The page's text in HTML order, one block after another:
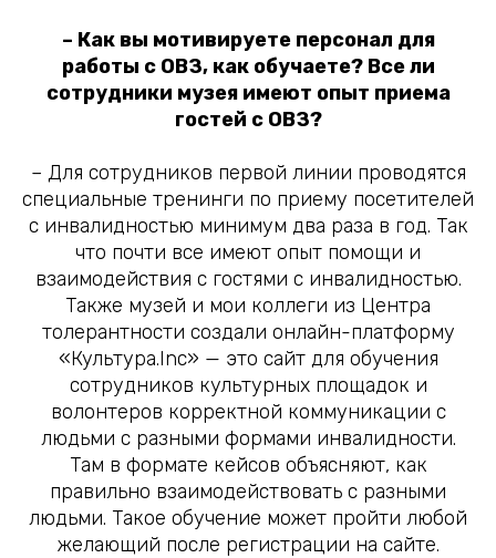
– Как вы мотивируете персонал для
работы с ОВЗ, как обучаете? Все ли
сотрудники музея имеют опыт приема
гостей с ОВЗ?
– Для сотрудников первой линии проводятся
специальные тренинги по приему посетителей
с инвалидностью минимум два раза в год. Так
что почти все имеют опыт помощи и
взаимодействия с гостями с инвалидностью.
Также музей и мои коллеги из Центра
толерантности создали онлайн-платформу
«Культура.Inc» — это сайт для обучения
сотрудников культурных площадок и
волонтеров корректной коммуникации с
людьми с разными формами инвалидности.
Там в формате кейсов объясняют, как
правильно взаимодействовать с разными
людьми. Такое обучение может пройти любой
желающий после регистрации на сайте.